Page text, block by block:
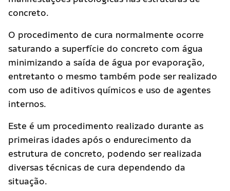
concreto.
O procedimento de cura normalmente ocorre
saturando a superfície do concreto com água
minimizando a saída de água por evaporação,
entretanto o mesmo também pode ser realizado
com uso de aditivos químicos e uso de agentes
internos.
Este é um procedimento realizado durante as
primeiras idades após o endurecimento da
estrutura de concreto, podendo ser realizada
diversas técnicas de cura dependendo da
situação.